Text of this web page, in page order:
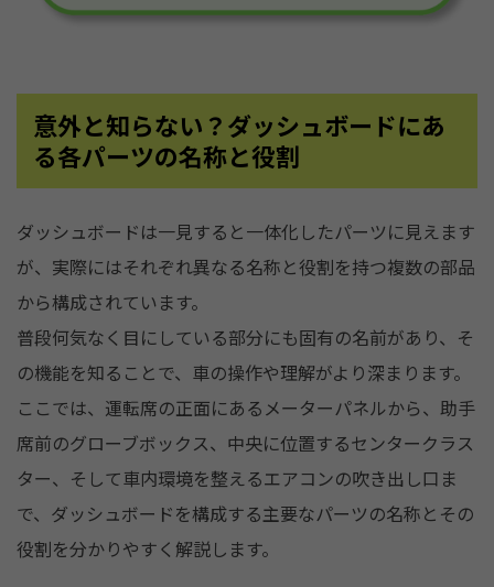
意外と知らない？ダッシュボードにあ
る各パーツの名称と役割
ダッシュボードは一見すると一体化したパーツに見えます
が、実際にはそれぞれ異なる名称と役割を持つ複数の部品
から構成されています。
普段何気なく目にしている部分にも固有の名前があり、そ
の機能を知ることで、車の操作や理解がより深まります。
ここでは、運転席の正面にあるメーターパネルから、助手
席前のグローブボックス、中央に位置するセンタークラス
ター、そして車内環境を整えるエアコンの吹き出し口ま
で、ダッシュボードを構成する主要なパーツの名称とその
役割を分かりやすく解説します。